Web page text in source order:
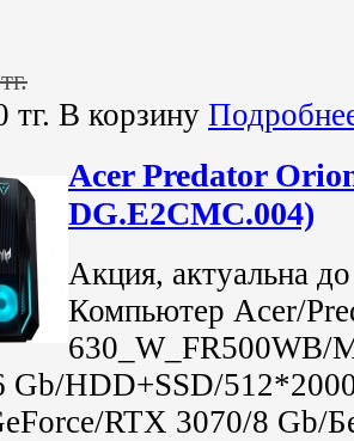
тг. В корзину
Acer Predator
DG.E2CMC.004)
Акция, актуальна
Компьютер Acer/
630_W_FR500WB/
Gb/HDD+SSD/
RTX 3070/8 Gb/